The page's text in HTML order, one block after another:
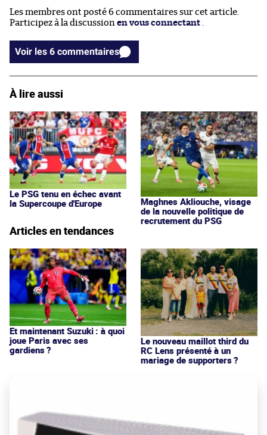
Les membres ont posté 6 commentaires sur cet article.
Participez à la discussion en vous connectant .
Voir les 6 commentaires
À lire aussi
Le PSG tenu en échec avant
la Supercoupe d'Europe
Maghnes Akliouche, visage
de la nouvelle politique de
recrutement du PSG
Articles en tendances
Et maintenant Suzuki : à quoi
joue Paris avec ses
gardiens ?
Le nouveau maillot third du
RC Lens présenté à un
mariage de supporters ?